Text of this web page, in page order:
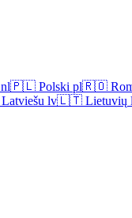
nl🇵🇱 Polski pl🇷🇴
Latviešu lv🇱🇹 Lietuvių